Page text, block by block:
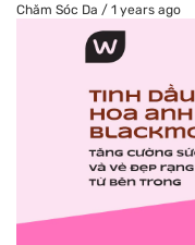
Chăm Sóc Da / 1 years ago